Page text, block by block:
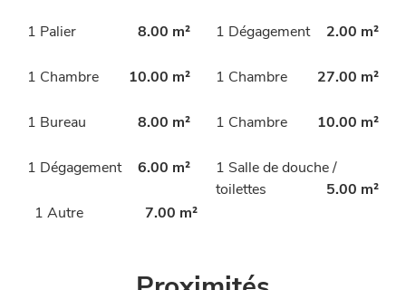
1 Dégagement 2.00 m²
1 Palier 8.00 m²
1 Chambre 27.00 m²
1 Chambre 10.00 m²
1 Chambre 10.00 m²
1 Bureau 8.00 m²
1 Salle de douche /
toilettes
5.00 m²
1 Dégagement 6.00 m²
1 Autre 7.00 m²